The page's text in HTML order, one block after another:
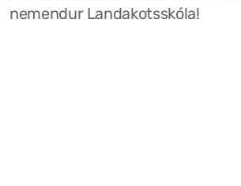
nemendur Landakotsskóla!